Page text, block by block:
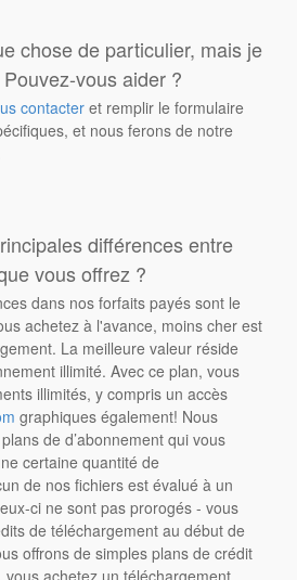
chose de particulier, mais je
vous aider ?
contacter et remplir le formulaire
et nous ferons de notre
différences entre
vous offrez ?
dans nos forfaits payés sont le
achetez à l'avance, moins cher est
La meilleure valeur réside
illimité. Avec ce plan, vous
illimités, y compris un accès
graphiques également! Nous
de d’abonnement qui vous
certaine quantité de
de nos fichiers est évalué à un
ci ne sont pas prorogés - vous
de téléchargement au début de
offrons de simples plans de crédit
achetez un téléchargement